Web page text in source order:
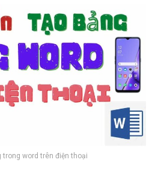
trong word trên điện thoại